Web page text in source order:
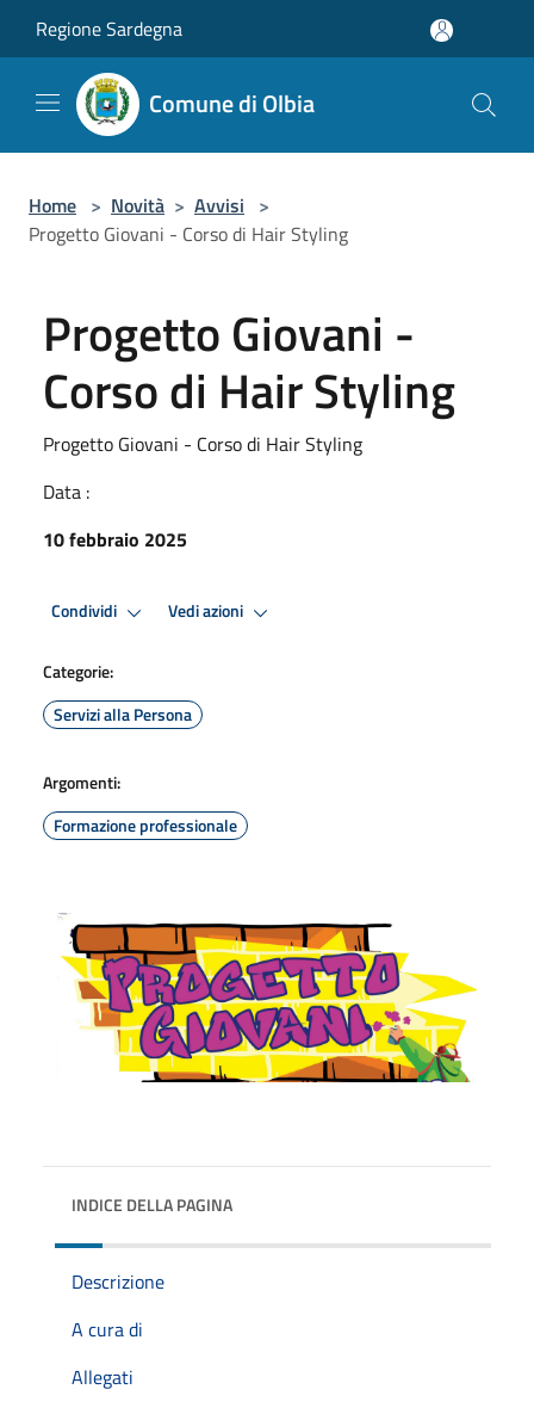
Regione Sardegna
Comune di Olbia
Home > Novità > Avvisi >
Progetto Giovani - Corso di Hair Styling
Progetto Giovani -
Corso di Hair Styling
Progetto Giovani - Corso di Hair Styling
Data :
10 febbraio 2025
Condividi Vedi azioni
Categorie:
Servizi alla Persona
Argomenti:
Formazione professionale
INDICE DELLA PAGINA
Descrizione
A cura di
Allegati